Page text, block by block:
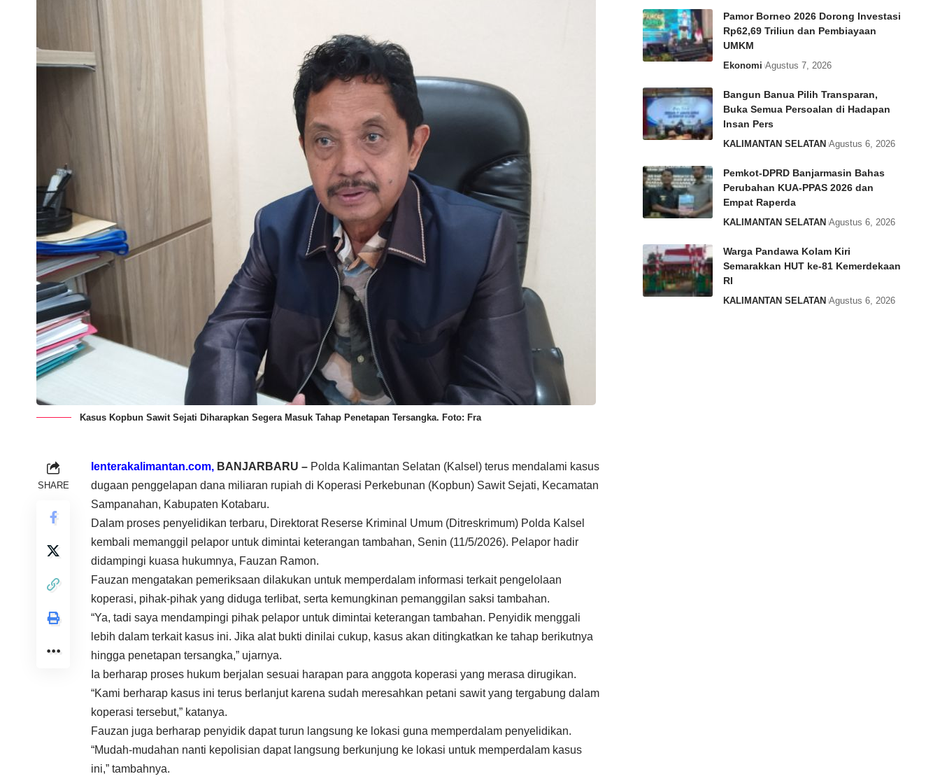
Kasus Kopbun Sawit Sejati Diharapkan Segera Masuk Tahap Penetapan Tersangka. Foto: Fra
SHARE
lenterakalimantan.com, BANJARBARU – Polda Kalimantan Selatan (Kalsel) terus mendalami kasus
dugaan penggelapan dana miliaran rupiah di Koperasi Perkebunan (Kopbun) Sawit Sejati, Kecamatan
Sampanahan, Kabupaten Kotabaru.
Dalam proses penyelidikan terbaru, Direktorat Reserse Kriminal Umum (Ditreskrimum) Polda Kalsel
kembali memanggil pelapor untuk dimintai keterangan tambahan, Senin (11/5/2026). Pelapor hadir
didampingi kuasa hukumnya, Fauzan Ramon.
Fauzan mengatakan pemeriksaan dilakukan untuk memperdalam informasi terkait pengelolaan
koperasi, pihak-pihak yang diduga terlibat, serta kemungkinan pemanggilan saksi tambahan.
“Ya, tadi saya mendampingi pihak pelapor untuk dimintai keterangan tambahan. Penyidik menggali
lebih dalam terkait kasus ini. Jika alat bukti dinilai cukup, kasus akan ditingkatkan ke tahap berikutnya
hingga penetapan tersangka,” ujarnya.
Ia berharap proses hukum berjalan sesuai harapan para anggota koperasi yang merasa dirugikan.
“Kami berharap kasus ini terus berlanjut karena sudah meresahkan petani sawit yang tergabung dalam
koperasi tersebut,” katanya.
Fauzan juga berharap penyidik dapat turun langsung ke lokasi guna memperdalam penyelidikan.
“Mudah-mudahan nanti kepolisian dapat langsung berkunjung ke lokasi untuk memperdalam kasus
ini,” tambahnya.
Pamor Borneo 2026 Dorong Investasi
Rp62,69 Triliun dan Pembiayaan
UMKM
Ekonomi Agustus 7, 2026
Bangun Banua Pilih Transparan,
Buka Semua Persoalan di Hadapan
Insan Pers
KALIMANTAN SELATAN Agustus 6, 2026
Pemkot-DPRD Banjarmasin Bahas
Perubahan KUA-PPAS 2026 dan
Empat Raperda
KALIMANTAN SELATAN Agustus 6, 2026
Warga Pandawa Kolam Kiri
Semarakkan HUT ke-81 Kemerdekaan
RI
KALIMANTAN SELATAN Agustus 6, 2026